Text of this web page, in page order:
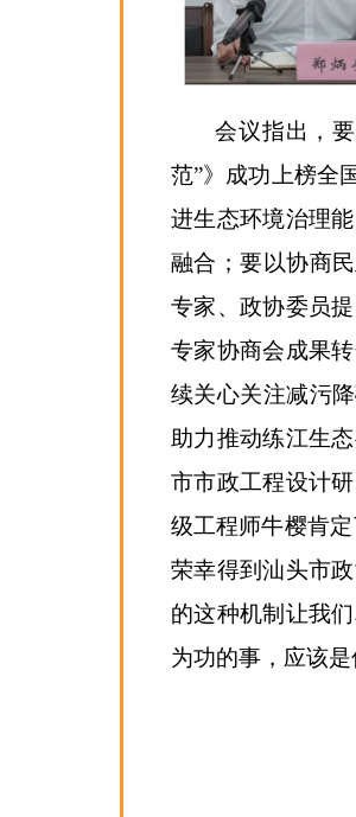
会议指出，
范”》成功上榜全
进生态环境治理
融合；要以协商
专家、政协委员
专家协商会成果
续关心关注减污
助力推动练江生
市市政工程设计
级工程师牛樱肯
荣幸得到汕头市
的这种机制让我
为功的事，应该